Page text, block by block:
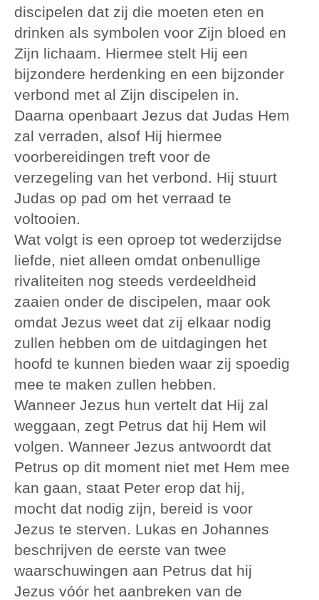
discipelen dat zij die moeten eten en
drinken als symbolen voor Zijn bloed en
Zijn lichaam. Hiermee stelt Hij een
bijzondere herdenking en een bijzonder
verbond met al Zijn discipelen in.
Daarna openbaart Jezus dat Judas Hem
zal verraden, alsof Hij hiermee
voorbereidingen treft voor de
verzegeling van het verbond. Hij stuurt
Judas op pad om het verraad te
voltooien.
Wat volgt is een oproep tot wederzijdse
liefde, niet alleen omdat onbenullige
rivaliteiten nog steeds verdeeldheid
zaaien onder de discipelen, maar ook
omdat Jezus weet dat zij elkaar nodig
zullen hebben om de uitdagingen het
hoofd te kunnen bieden waar zij spoedig
mee te maken zullen hebben.
Wanneer Jezus hun vertelt dat Hij zal
weggaan, zegt Petrus dat hij Hem wil
volgen. Wanneer Jezus antwoordt dat
Petrus op dit moment niet met Hem mee
kan gaan, staat Peter erop dat hij,
mocht dat nodig zijn, bereid is voor
Jezus te sterven. Lukas en Johannes
beschrijven de eerste van twee
waarschuwingen aan Petrus dat hij
Jezus vóór het aanbreken van de